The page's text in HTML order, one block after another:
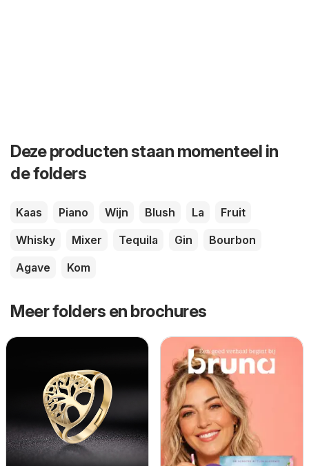
Deze producten staan momenteel in
de folders
Kaas Piano Wijn Blush La
Fruit
Whisky
Mixer Tequila Gin
Bourbon
Agave
Kom
Meer folders en brochures